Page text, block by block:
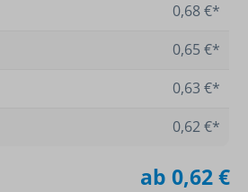
0,68 €*
0,65 €*
0,63 €*
0,62 €*
ab 0,62 €